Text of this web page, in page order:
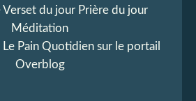
Verset du jour Prière du jour
Méditation
Le Pain Quotidiensur le portail
Overblog